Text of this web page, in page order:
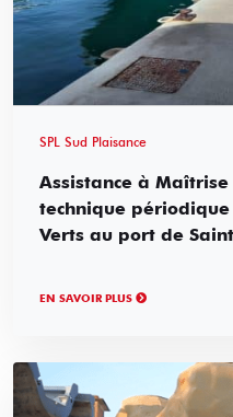
SPL Sud Plaisance
Assistance à
technique
Verts au port de
EN SAVOIR PLUS